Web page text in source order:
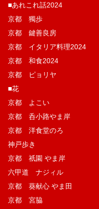
■あれこれ話2024
京都 獨歩
京都 鍵善良房
京都 イタリア料理2024
京都 和食2024
京都 ピョリヤ
■花
京都 よこい
京都 呑小路やま岸
京都 洋食堂のろ
神戸歩き
京都 祇園 やま岸
六甲道 ナジィル
京都 葵献心 やま田
京都 宮脇